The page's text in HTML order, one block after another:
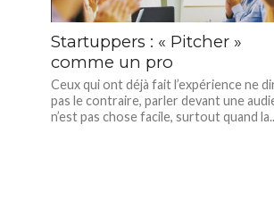
Startuppers : « Pitcher »
comme un pro
Ceux qui ont déjà fait l’expérience ne
pas le contraire, parler devant une
n’est pas chose facile, surtout quand